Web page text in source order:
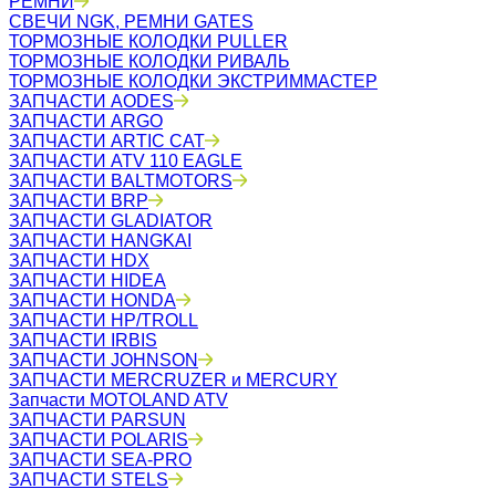
СВЕЧИ NGK, РЕМНИ GATES
ТОРМОЗНЫЕ КОЛОДКИ PULLER
ТОРМОЗНЫЕ КОЛОДКИ РИВАЛЬ
ТОРМОЗНЫЕ КОЛОДКИ ЭКСТРИММАСТЕР
ЗАПЧАСТИ AODES
ЗАПЧАСТИ ARGO
ЗАПЧАСТИ ARTIC CAT
ЗАПЧАСТИ ATV 110 EAGLE
ЗАПЧАСТИ BALTMOTORS
ЗАПЧАСТИ BRP
ЗАПЧАСТИ GLADIATOR
ЗАПЧАСТИ HANGKAI
ЗАПЧАСТИ HDX
ЗАПЧАСТИ HIDEA
ЗАПЧАСТИ HONDA
ЗАПЧАСТИ HP/TROLL
ЗАПЧАСТИ IRBIS
ЗАПЧАСТИ JOHNSON
ЗАПЧАСТИ MERCRUZER и MERCURY
Запчасти MOTOLAND ATV
ЗАПЧАСТИ PARSUN
ЗАПЧАСТИ POLARIS
ЗАПЧАСТИ SEA-PRO
ЗАПЧАСТИ STELS